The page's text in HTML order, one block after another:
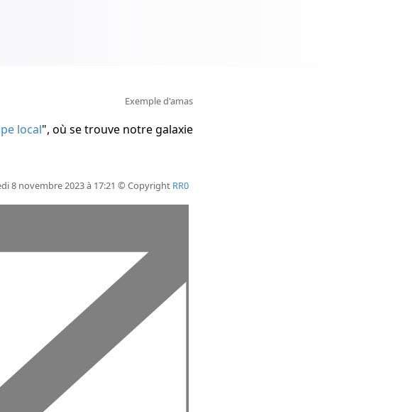
Exemple d'amas
local", où se trouve notre galaxie
8 novembre 2023 à 17:21 © Copyright RR0